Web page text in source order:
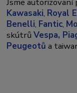
Jsme
Kawasaki, Royal
Benelli, Fantic,
skútrůVespa,
Peugeotů a